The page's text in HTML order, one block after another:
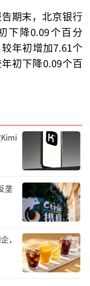
期末，北京银行
下降0.09个百分
年初增加7.61个
初下降0.09个百
垄
，